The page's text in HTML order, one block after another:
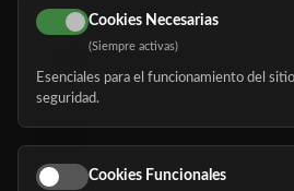
616 113 103
hola@mundomayor.com
Buscador de residencias
Eventos
Cookies Necesarias
(Siempre activas)
Esenciales para el funcionamiento del
seguridad.
Cookies Funcionales